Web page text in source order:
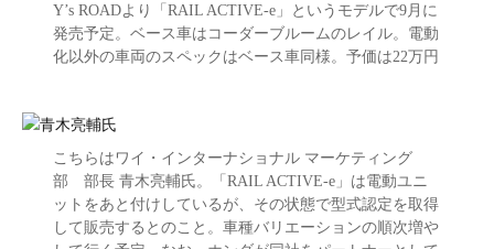
Y’s ROADより「RAIL ACTIVE-e」というモデルで9月に
発売予定。ベース車はコーダーブルームのレイル。電動
化以外の車両のスペックはベース車同様。予価は22万円
こちらはワイ・インターナショナル マーケティング
部 部長 青木亮輔氏。「RAIL ACTIVE-e」は電動ユニ
ットをあと付けしているが、その状態で型式認定を取得
して販売するとのこと。車種バリエーションの順次増や